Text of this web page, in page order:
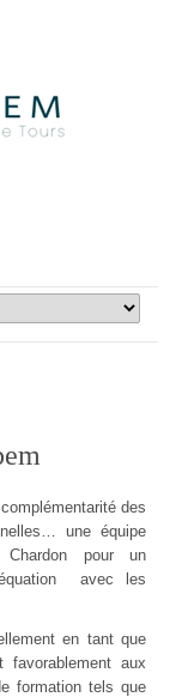
des
une équipe
Chardon pour un
avec les
en tant que
favorablement aux
formation tels que